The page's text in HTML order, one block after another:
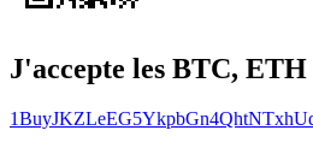
J'accepte les BTC,